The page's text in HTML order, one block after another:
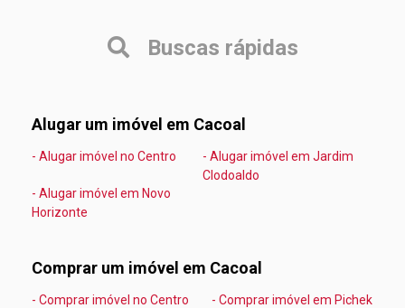
Buscas rápidas
Alugar um imóvel em Cacoal
- Alugar imóvel no Centro
- Alugar imóvel em Novo
Horizonte
- Alugar imóvel em Jardim
Clodoaldo
Comprar um imóvel em Cacoal
- Comprar imóvel no Centro - Comprar imóvel em Pichek